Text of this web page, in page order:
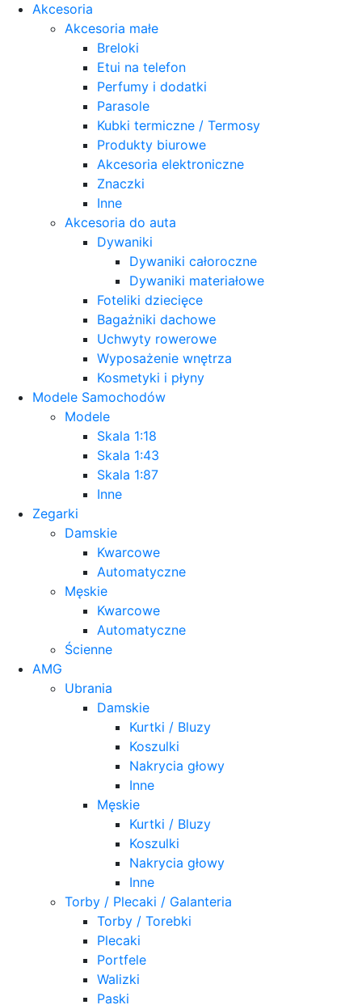
Akcesoria
Akcesoria małe
Breloki
Etui na telefon
Perfumy i dodatki
Parasole
Kubki termiczne / Termosy
Produkty biurowe
Akcesoria elektroniczne
Znaczki
Inne
Akcesoria do auta
Dywaniki
Dywaniki całoroczne
Dywaniki materiałowe
Foteliki dziecięce
Bagażniki dachowe
Uchwyty rowerowe
Wyposażenie wnętrza
Kosmetyki i płyny
Modele Samochodów
Modele
Skala 1:18
Skala 1:43
Skala 1:87
Inne
Zegarki
Damskie
Kwarcowe
Automatyczne
Męskie
Kwarcowe
Automatyczne
Ścienne
AMG
Ubrania
Damskie
Kurtki / Bluzy
Koszulki
Nakrycia głowy
Inne
Męskie
Kurtki / Bluzy
Koszulki
Nakrycia głowy
Inne
Torby / Plecaki / Galanteria
Torby / Torebki
Plecaki
Portfele
Walizki
Paski